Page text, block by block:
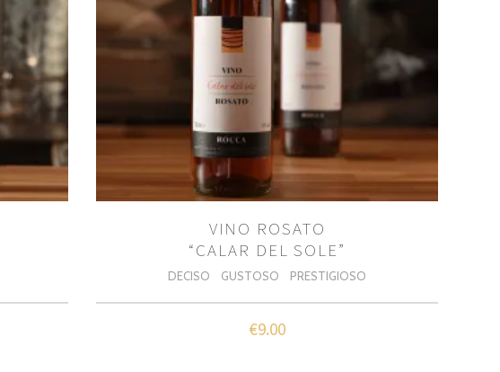
VINO ROSATO
“CALAR DEL SOLE”
DECISO GUSTOSO PRESTIGIOSO
€9.00